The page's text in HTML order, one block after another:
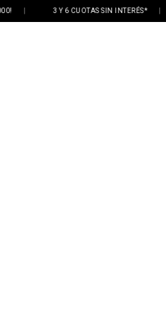
| 3 Y 6 CUOTAS SIN INTERÉS* |